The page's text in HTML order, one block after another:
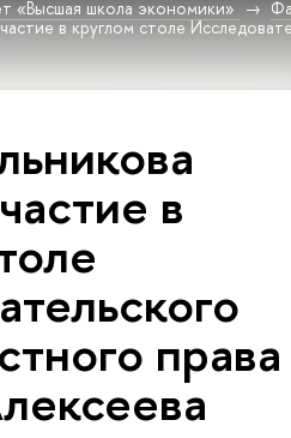
«Высшая школа экономики»
в круглом столе
в
права